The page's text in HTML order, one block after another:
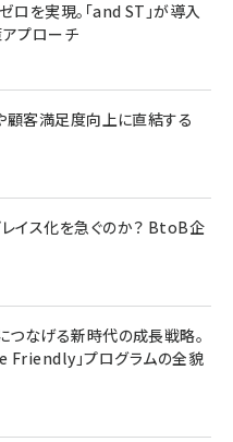
を実現。「and ST」が導入
プローチ
顧客満足度向上に直結する
イス化を急ぐのか？ BtoB企
つなげる新時代の成長戦略。
」プログラムの全貌